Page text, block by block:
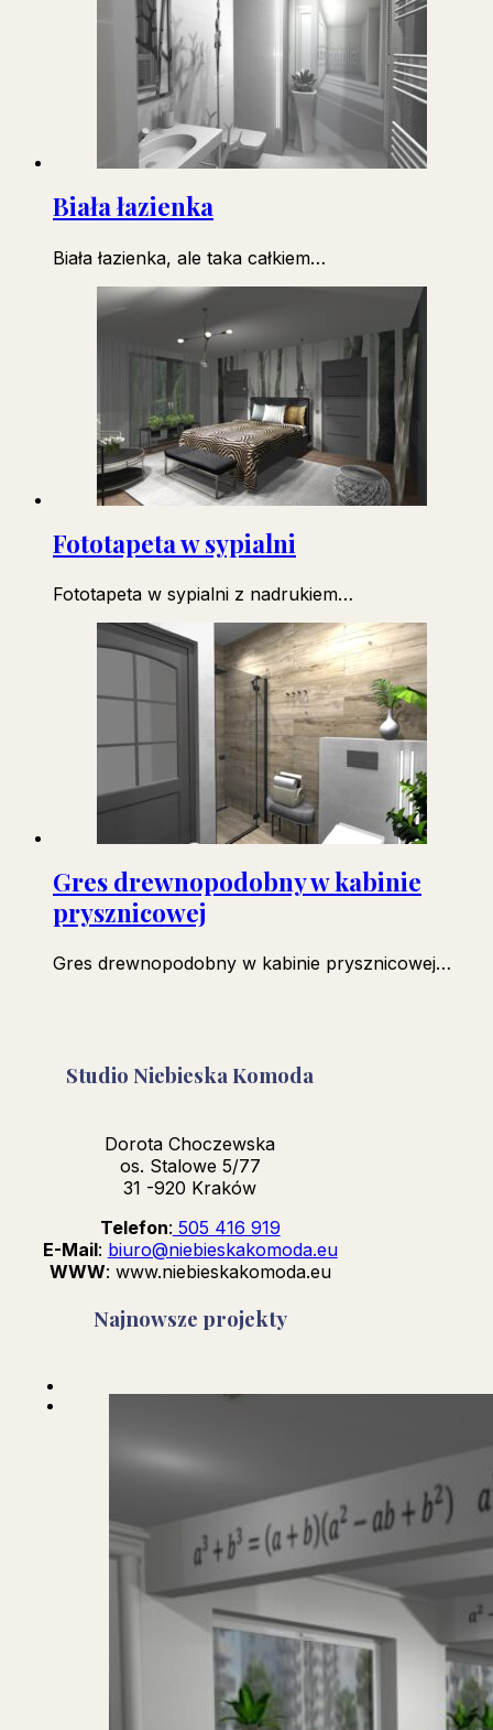
Biała łazienka
Biała łazienka, ale taka całkiem…
Fototapeta w sypialni
Fototapeta w sypialni z nadrukiem…
Gres drewnopodobny w kabinie
prysznicowej
Gres drewnopodobny w kabinie prysznicowej…
Studio Niebieska Komoda
Dorota Choczewska
os. Stalowe 5/77
31 -920 Kraków
Telefon: 505 416 919
E-Mail: biuro@niebieskakomoda.eu
WWW: www.niebieskakomoda.eu
Najnowsze projekty